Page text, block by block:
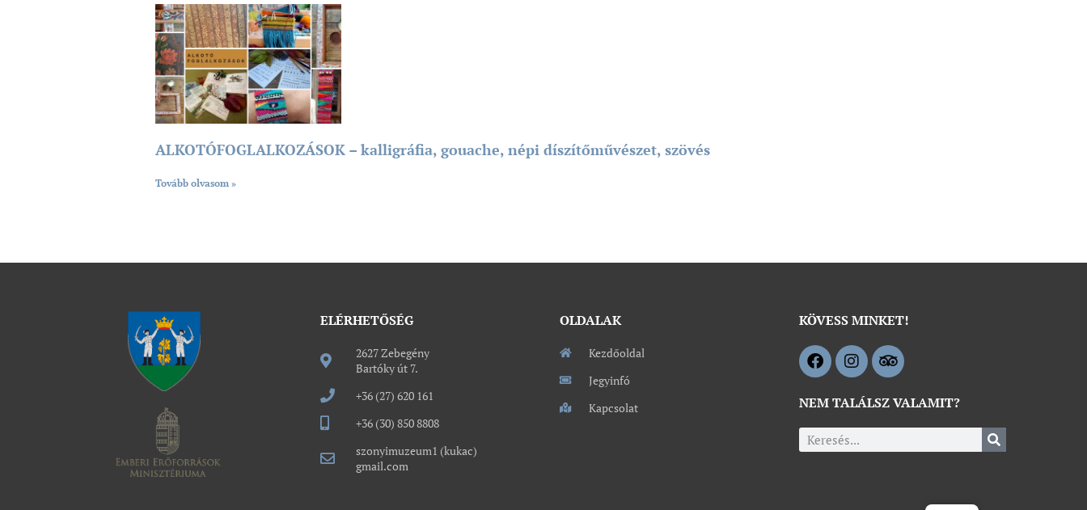
ALKOTÓFOGLALKOZÁSOK – kalligráfia, gouache, népi díszítőművészet, szövés
Tovább olvasom »
ELÉRHETŐSÉG
2627 Zebegény
Bartóky út 7.
+36 (27) 620 161
+36 (30) 850 8808
szonyimuzeum1 (kukac)
gmail.com
OLDALAK
Kezdőoldal
Jegyinfó
Kapcsolat
KÖVESS MINKET!
NEM TALÁLSZ VALAMIT?